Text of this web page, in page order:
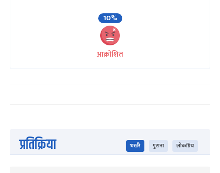
10%
आक्रोशित
प्रतिक्रिया भर्खरै पुराना लोकप्रिय